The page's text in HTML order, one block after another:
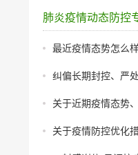
肺炎疫情动态防控
最近疫情态势怎么
纠偏长期封控、严
关于近期疫情态势
关于疫情防控优化